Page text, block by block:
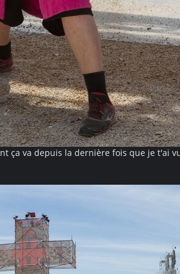
ça va depuis la dernière fois que je t'ai